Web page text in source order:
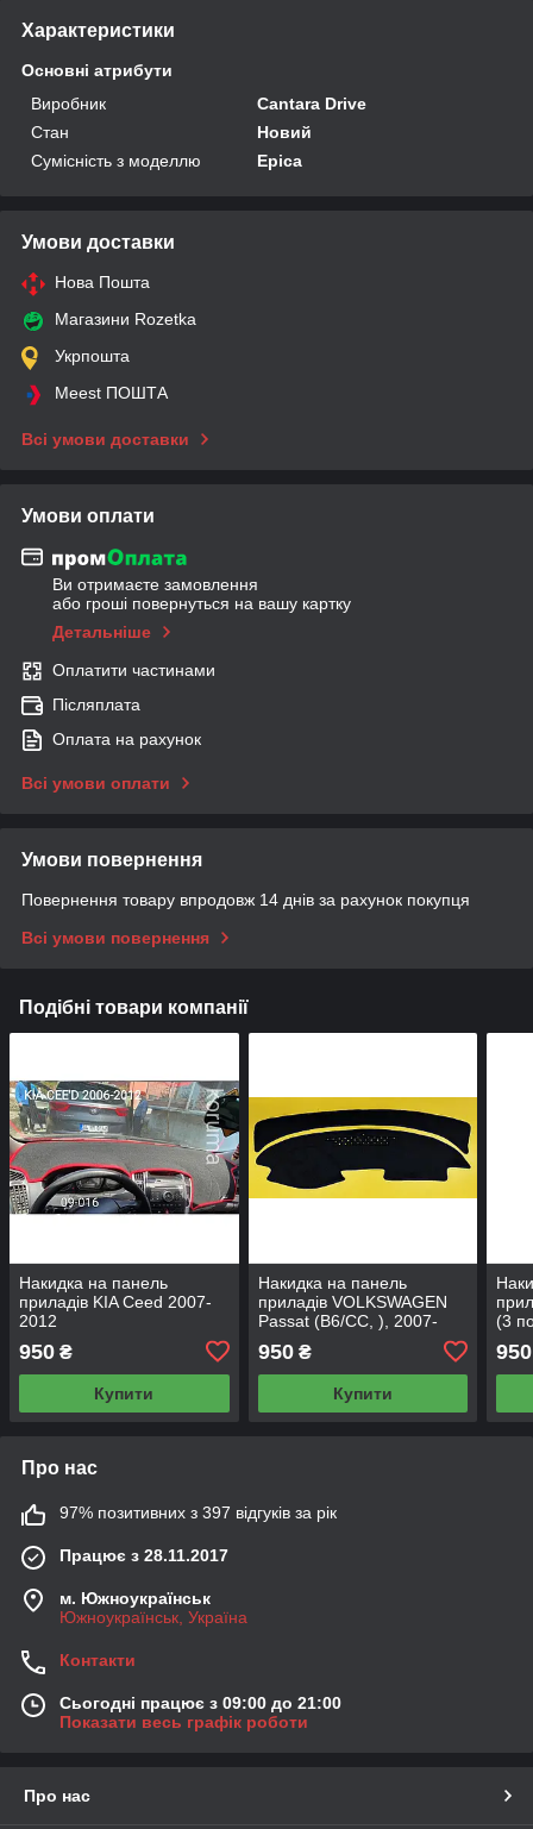
Характеристики
Основні атрибути
Виробник
Cantara Drive
Стан
Новий
Сумісність з моделлю
Epica
Умови доставки
Нова Пошта
Магазини Rozetka
Укрпошта
Meest ПОШТА
Всі умови доставки
Умови оплати
Ви отримаєте замовлення
або гроші повернуться на вашу картку
Детальніше
Оплатити частинами
Післяплата
Оплата на рахунок
Всі умови оплати
Умови повернення
Повернення товару впродовж 14 днів за рахунок покупця
Всі умови повернення
Подібні товари компанії
Накидка на панель
приладів KIA Ceed 2007-
2012
950 ₴
Купити
Накидка на панель
приладів VOLKSWAGEN
Passat (B6/CC, ), 2007-
950₴
Купити
(3
950
Про нас
97% позитивних з 397 відгуків за рік
Працює з 28.11.2017
м. Южноукраїнськ
Южноукраїнськ, Україна
Контакти
Сьогодні працює з 09:00 до 21:00
Показати весь графік роботи
Про нас